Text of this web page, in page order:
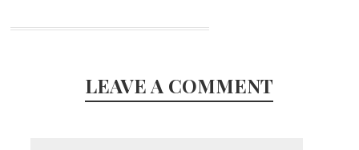
LEAVE A COMMENT